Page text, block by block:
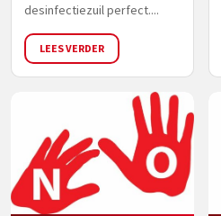
desinfectiezuil perfect....
LEES VERDER